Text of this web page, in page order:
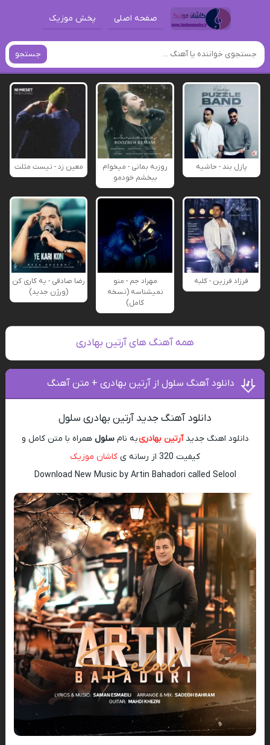
صفحه اصلی پخش موزیک
جستجو
پازل بند - حاشیه
روزبه بمانی - میخوام
ببخشم خودمو
معین زد - نیست مثلت
فرزاد فرزین - کلبه
مهراد جم - منو
نمیشناسه (نسخه
کامل)
رضا صادقی - یه کاری کن
(ورژن جدید)
همه آهنگ های آرتین بهادری
دانلود آهنگ سلول از آرتین بهادری + متن آهنگ
دانلود آهنگ جدید آرتین بهادری سلول
دانلود اهنگ جدیدآرتین بهادریبه نامسلول همراه با متن کامل و
کیفیت 320 از رسانه ی
کاشان موزیک
Download New Music by Artin Bahadori called Selool